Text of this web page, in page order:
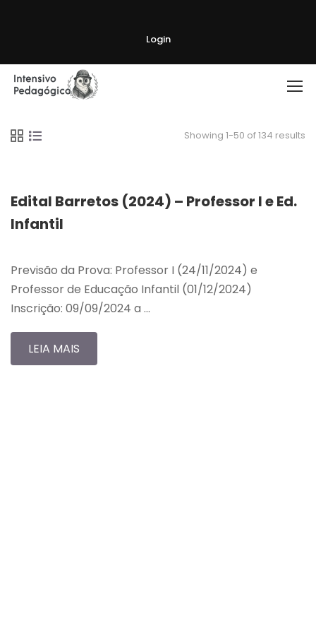
Login
Showing 1-50 of 134 results
Edital Barretos (2024) – Professor I e Ed.
Infantil
Previsão da Prova: Professor I (24/11/2024) e
Professor de Educação Infantil (01/12/2024)
Inscrição: 09/09/2024 a …
LEIA MAIS